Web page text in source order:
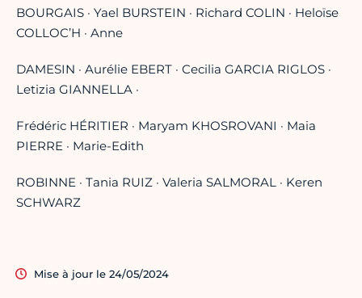
BOURGAIS · Yael BURSTEIN · Richard COLIN · Heloïse
COLLOC’H · Anne
DAMESIN · Aurélie EBERT · Cecilia GARCIA RIGLOS ·
Letizia GIANNELLA ·
Frédéric HÉRITIER · Maryam KHOSROVANI · Maia
PIERRE · Marie-Edith
ROBINNE · Tania RUIZ · Valeria SALMORAL · Keren
SCHWARZ
Mise à jour le 24/05/2024